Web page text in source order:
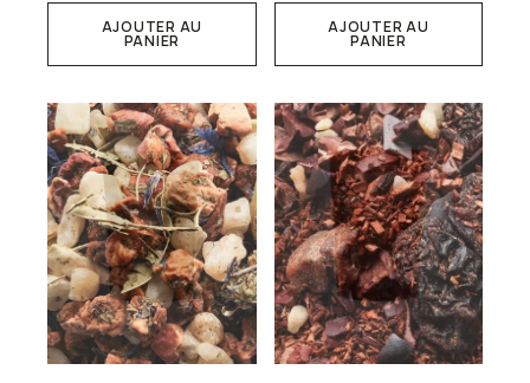
AJOUTER AU
PANIER
AJOUTER AU
PANIER